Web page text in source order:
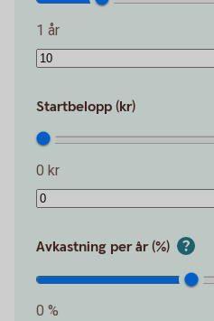
1 år
Startbelopp (kr)
0 kr
Avkastning per år (%)
0 %